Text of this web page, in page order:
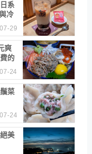
系
冷
29
爽
的
24
菜
24
美